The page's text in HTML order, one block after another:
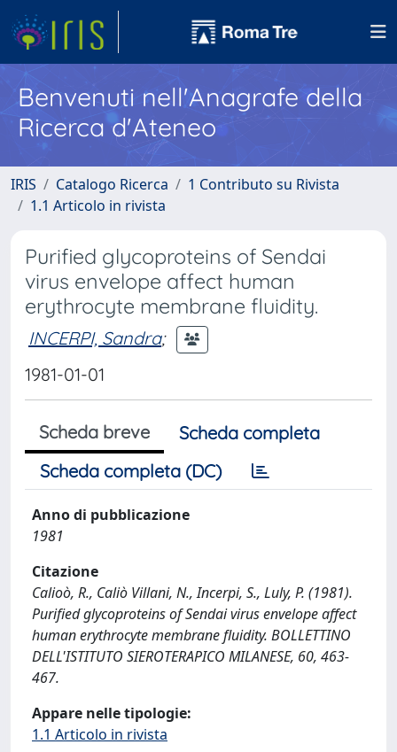
Benvenuti nell'Anagrafe della
Ricerca d'Ateneo
IRIS Catalogo Ricerca
1 Contributo su Rivista
1.1 Articolo in rivista
Purified glycoproteins of Sendai
virus envelope affect human
erythrocyte membrane fluidity.
INCERPI, Sandra;
1981-01-01
Scheda breve
Scheda completa
Scheda completa (DC)
Anno di pubblicazione
1981
Citazione
Calioò, R., Caliò Villani, N., Incerpi, S., Luly, P. (1981).
Purified glycoproteins of Sendai virus envelope affect
human erythrocyte membrane fluidity. BOLLETTINO
DELL'ISTITUTO SIEROTERAPICO MILANESE, 60, 463-
467.
Appare nelle tipologie:
1.1 Articolo in rivista